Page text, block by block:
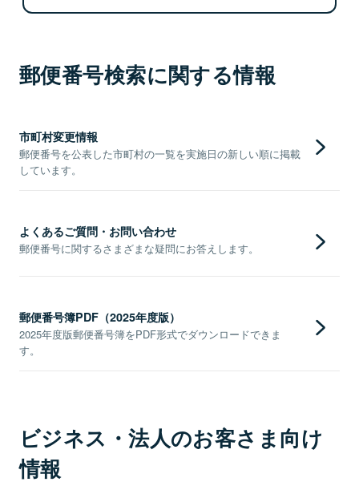
郵便番号検索に関する情報
市町村変更情報
郵便番号を公表した市町村の一覧を実施日の新しい順に掲載
しています。
よくあるご質問・お問い合わせ
郵便番号に関するさまざまな疑問にお答えします。
郵便番号簿PDF（2025年度版）
2025年度版郵便番号簿をPDF形式でダウンロードできま
す。
ビジネス・法人のお客さま向け
情報